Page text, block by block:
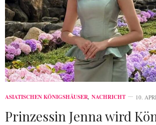
ASIATISCHEN KÖNIGSHÄUSER, NACHRICHT 10.
Prinzessin Jenna wird